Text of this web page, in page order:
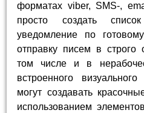
форматах viber, SMS-,
просто создать
уведомление по
отправку писем в строго
том числе и в
встроенного
могут создавать
использованием